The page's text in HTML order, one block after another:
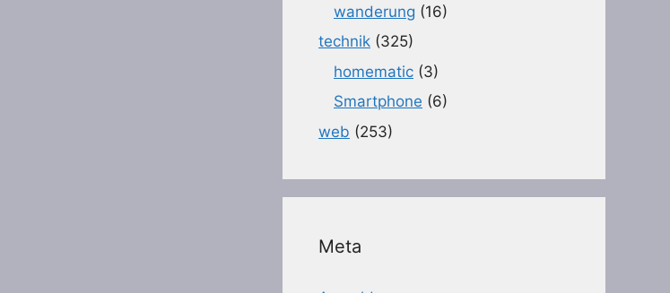
wanderung (16)
technik (325)
homematic (3)
Smartphone (6)
web (253)
Meta